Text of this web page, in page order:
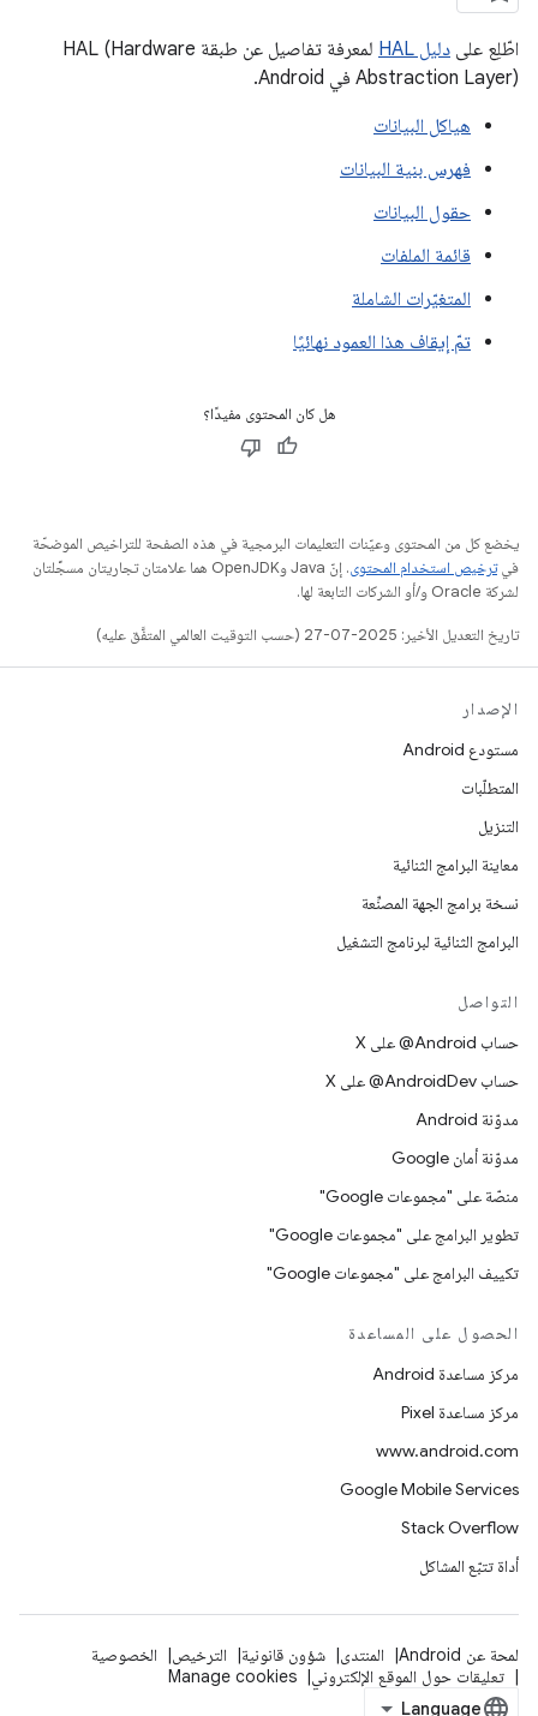
اطّلِع على دليل HAL
لمعرفة تفاصيل عن طبقة HAL (Hardware
Abstraction Layer) في Android.
هياكل البيانات
فهرس بنية البيانات
حقول البيانات
قائمة الملفات
المتغيّرات الشاملة
تمّ إيقاف هذا العمود نهائيًا
هل كان المحتوى مفيدًا؟
يخضع كل من المحتوى وعيّنات التعليمات البرمجية في هذه الصفحة للتراخيص الموضحّة
فيترخيص استخدام المحتوى
. إنّ Java وOpenJDK هما علامتان تجاريتان مسجَّلتان
لشركة Oracle و/أو الشركات التابعة لها.
تاريخ التعديل الأخير: 2025-07-27 (حسب التوقيت العالمي المتفَّق عليه)
الإصدار
مستودع Android
المتطلّبات
التنزيل
معاينة البرامج الثنائية
نسخة برامج الجهة المصنِّعة
البرامج الثنائية لبرنامج التشغيل
التواصل
حساب ‎@Android على X
حساب ‎@AndroidDev على X
مدوّنة Android
مدوّنة أمان Google
منصّة على "مجموعات Google"
تطوير البرامج على "مجموعات Google"
تكييف البرامج على "مجموعات Google"
الحصول على المساعدة
مركز مساعدة Android
مركز مساعدة Pixel
www.android.com
Google Mobile Services
Stack Overflow
أداة تتبّع المشاكل
لمحة عن Android المنتدى شؤون قانونية الترخيص
الخصوصية
تعليقات حول الموقع الإلكتروني
Manage cookies